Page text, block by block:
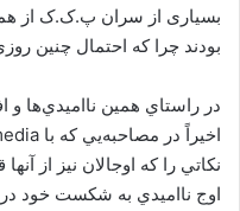
بسیاری از سران پ.ک.ک از
بودند چرا که احتمال چنین
در راستاي همين نااميدي‌ها
نكاتي را كه اوجالان نيز از
اوج نااميدي به شكست خود